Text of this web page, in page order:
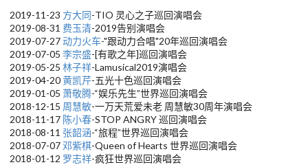
2019-11-23 方大同-TIO 灵心之子巡回演唱会
2019-08-31 费玉清-2019告别演唱会
2019-07-27动力火车-"跟动力合唱"20年巡回演唱会
2019-07-05 李宗盛-[有歌之年]巡回演唱会
2019-05-25 林子祥-Lamusical2019演唱会
2019-04-20黄凯芹-五光十色巡回演唱会
2019-01-05 萧敬腾-“娱乐先生”世界巡回演唱会
2018-12-15 周慧敏-一万天荒爱未老 周慧敏30周年演唱会
2018-11-17 陈小春-STOP ANGRY 巡回演唱会
2018-08-11 张韶涵-“旅程”世界巡回演唱会
2018-07-07 邓紫棋-Queen of Hearts 世界巡回演唱会
2018-01-12 罗志祥-疯狂世界巡回演唱会